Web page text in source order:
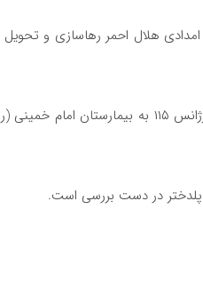
هلال احمر رهاسازی و تحویل
وی افزود: مصدومان حادثه به وسیله آمبولانس های هلال احمر و اورژانس ۱۱۵
پلدختر در دست بررسی است.